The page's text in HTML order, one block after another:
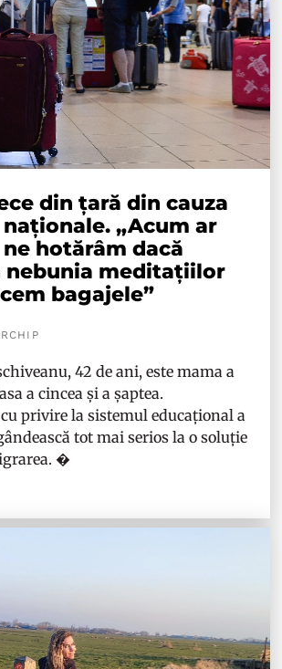
din țară din cauza
„Acum ar
hotărâm dacă
nebunia meditațiilor
bagajele”
42 de ani, este mama a
a cincea și a șaptea.
privire la sistemul educațional a
tot mai serios la o soluție
�